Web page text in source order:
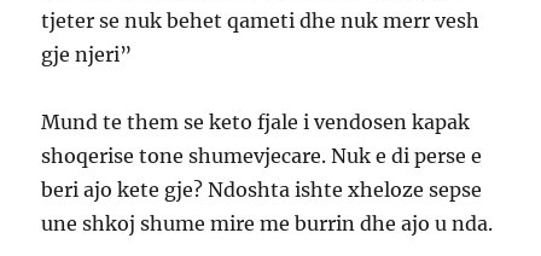
tjeter se nuk behet qameti dhe nuk merr vesh
gje njeri”
Mund te them se keto fjale i vendosen kapak
shoqerise tone shumevjecare. Nuk e di perse e
beri ajo kete gje? Ndoshta ishte xheloze sepse
une shkoj shume mire me burrin dhe ajo u nda.